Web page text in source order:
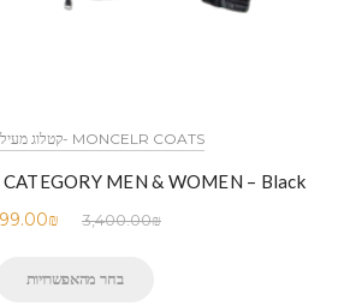
MONCELR COATS -קטלוג מעילים מונקלר
MEN & WOMEN – Black
3,400.00₪
₪
בחר מהאפשרויות